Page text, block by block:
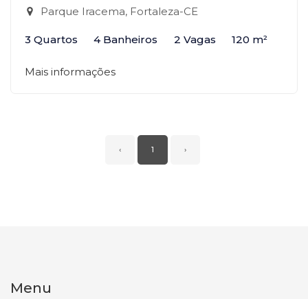
Parque Iracema, Fortaleza-CE
3 Quartos 4 Banheiros 2 Vagas 120 m²
Mais informações
‹ 1 ›
Menu